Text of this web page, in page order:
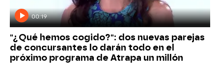
00:19
"¿Qué hemos cogido?": dos nuevas parejas
de concursantes lo darán todo en el
próximo programa de Atrapa un millón